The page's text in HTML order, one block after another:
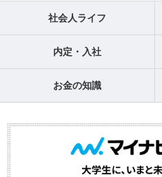
社会人ライフ
内定・入社
お金の知識